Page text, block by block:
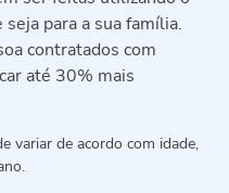
seja para a sua família.
contratados com
até 30% mais
variar de acordo com idade,